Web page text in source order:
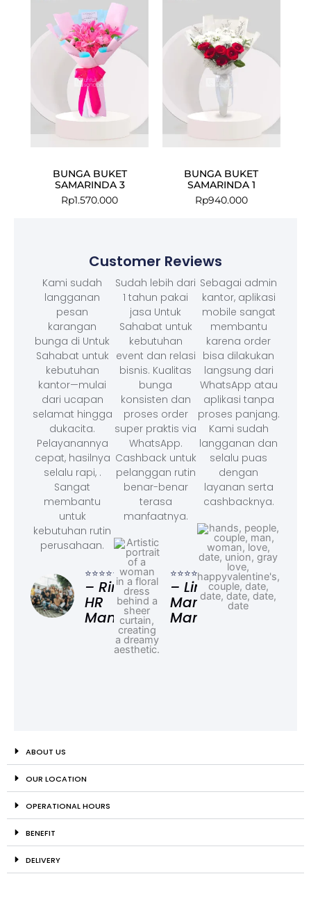
BUNGA BUKET
SAMARINDA 3
Rp1.570.000
BUNGA BUKET
SAMARINDA 1
Rp940.000
Customer Reviews
Kami sudah
langganan
pesan
karangan
bunga di Untuk
Sahabat untuk
kebutuhan
kantor—mulai
dari ucapan
selamat hingga
dukacita.
Pelayanannya
cepat, hasilnya
selalu rapi, .
Sangat
membantu
untuk
kebutuhan rutin
perusahaan.
⭐⭐⭐⭐⭐
– Rina,
HR
Manager
Sudah lebih dari
1 tahun pakai
jasa Untuk
Sahabat untuk
kebutuhan
event dan relasi
bisnis. Kualitas
bunga
konsisten dan
proses order
super praktis via
WhatsApp.
Cashback untuk
pelanggan rutin
benar-benar
terasa
manfaatnya.
⭐⭐⭐⭐⭐
– Linda,
Marketing
Manager
Sebagai admin
kantor, aplikasi
mobile sangat
membantu
karena order
bisa dilakukan
langsung dari
WhatsApp atau
aplikasi tanpa
proses panjang.
Kami sudah
langganan dan
selalu puas
dengan
layanan serta
cashbacknya.
ABOUT US
OUR LOCATION
OPERATIONAL HOURS
BENEFIT
DELIVERY